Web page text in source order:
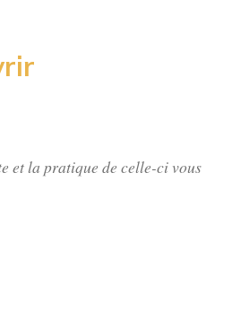
et la pratique de celle-ci vous